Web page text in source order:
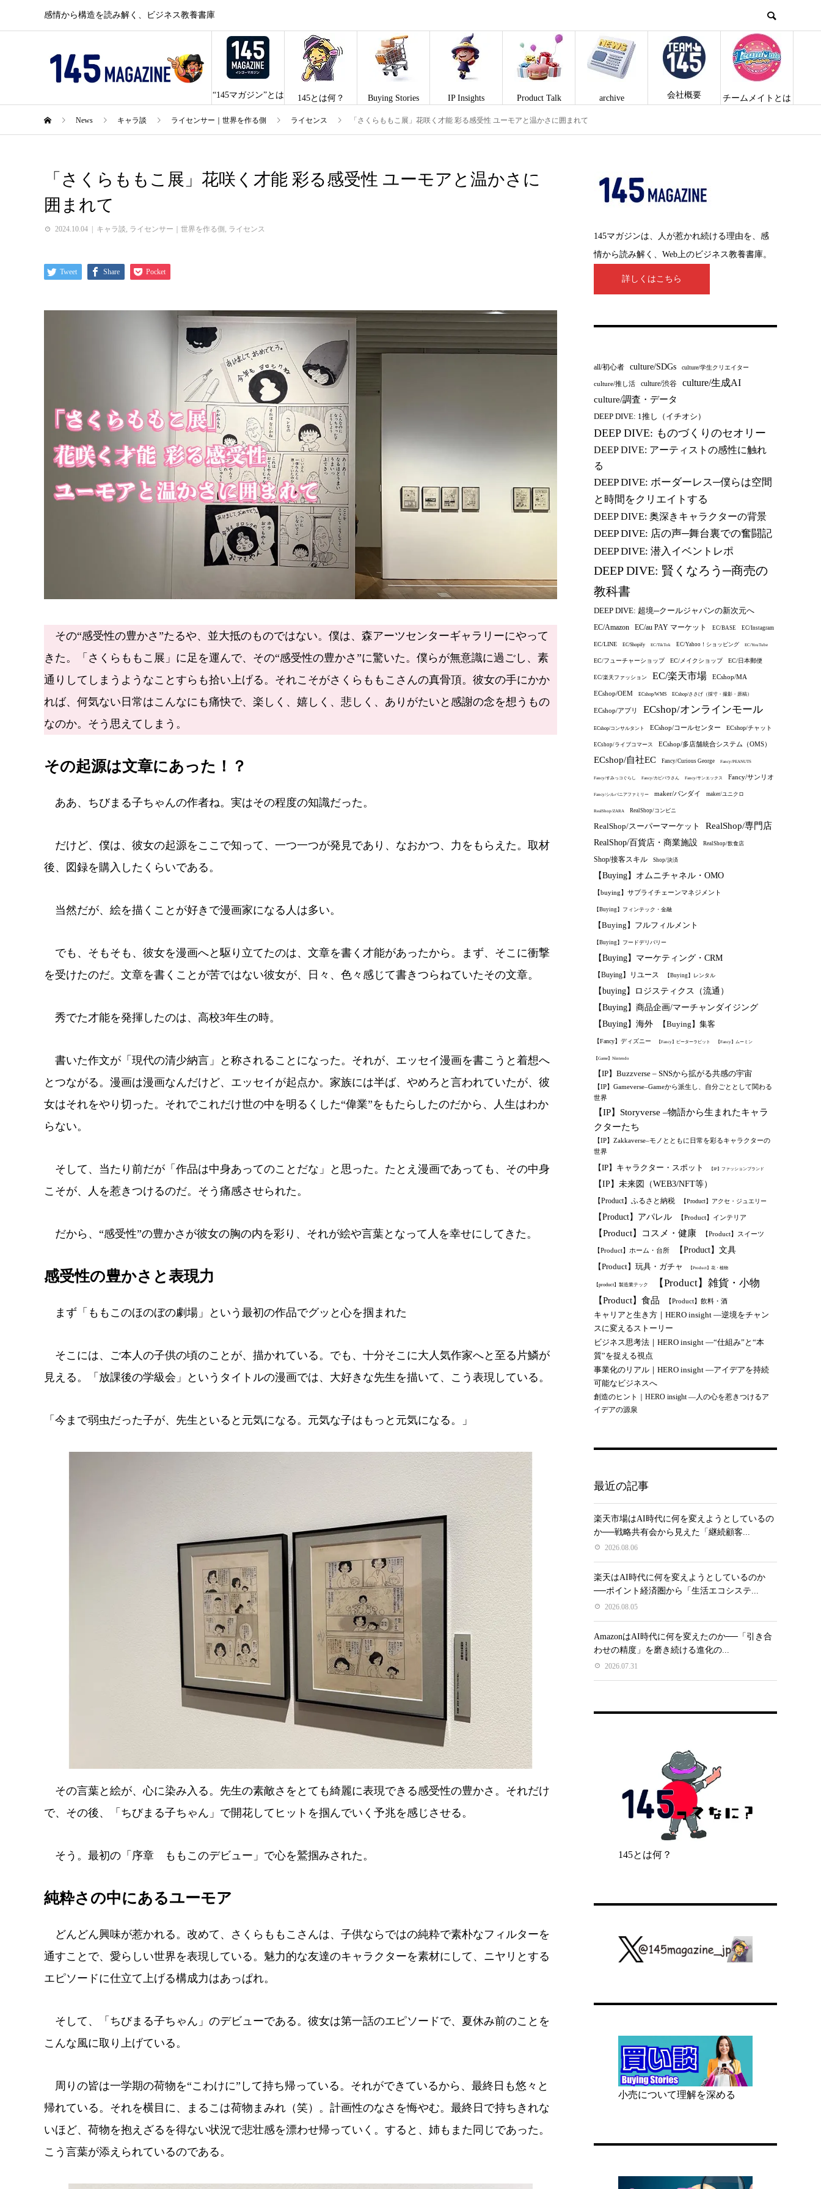
感情から構造を読み解く、ビジネス教養書庫
“145マガジン”とは 145とは何？ Buying Stories IP Insights Product Talk archive 会社概要 チームメイトとは
News キャラ談 ライセンサー｜世界を作る側 ライセンス 「さくらももこ展」花咲く才能 彩る感受性 ユーモアと温かさに囲まれて
「さくらももこ展」花咲く才能 彩る感受性 ユーモアと温かさに
囲まれて
2024.10.04 キャラ談, ライセンサー｜世界を作る側 , ライセンス
Tweet Share Pocket
その“感受性の豊かさ”たるや、並大抵のものではない。僕は、森アーツセンターギャラリーにやって
きた。「さくらももこ展」に足を運んで、その“感受性の豊かさ”に驚いた。僕らが無意識に過ごし、素
通りしてしまうようなことすらも拾い上げる。それこそがさくらももこさんの真骨頂。彼女の手にかか
れば、何気ない日常はこんなにも痛快で、楽しく、嬉しく、悲しく、ありがたいと感謝の念を想うもの
なのか。そう思えてしまう。
その起源は文章にあった！？
ああ、ちびまる子ちゃんの作者ね。実はその程度の知識だった。
だけど、僕は、彼女の起源をここで知って、一つ一つが発見であり、なおかつ、力をもらえた。取材
後、図録を購入したくらいである。
当然だが、絵を描くことが好きで漫画家になる人は多い。
でも、そもそも、彼女を漫画へと駆り立てたのは、文章を書く才能があったから。まず、そこに衝撃
を受けたのだ。文章を書くことが苦ではない彼女が、日々、色々感じて書きつらねていたその文章。
秀でた才能を発揮したのは、高校3年生の時。
書いた作文が「現代の清少納言」と称されることになった。それが、エッセイ漫画を書こうと着想へ
とつながる。漫画は漫画なんだけど、エッセイが起点か。家族には半ば、やめろと言われていたが、彼
女はそれをやり切った。それでこれだけ世の中を明るくした“偉業”をもたらしたのだから、人生はわか
らない。
そして、当たり前だが「作品は中身あってのことだな」と思った。たとえ漫画であっても、その中身
こそが、人を惹きつけるのだ。そう痛感させられた。
だから、“感受性”の豊かさが彼女の胸の内を彩り、それが絵や言葉となって人を幸せにしてきた。
感受性の豊かさと表現力
まず「ももこのほのぼの劇場」という最初の作品でグッと心を掴まれた
そこには、ご本人の子供の頃のことが、描かれている。でも、十分そこに大人気作家へと至る片鱗が
見える。「放課後の学級会」というタイトルの漫画では、大好きな先生を描いて、こう表現している。
「今まで弱虫だった子が、先生といると元気になる。元気な子はもっと元気になる。」
その言葉と絵が、心に染み入る。先生の素敵さをとても綺麗に表現できる感受性の豊かさ。それだけ
で、その後、「ちびまる子ちゃん」で開花してヒットを掴んでいく予兆を感じさせる。
そう。最初の「序章 ももこのデビュー」で心を鷲掴みされた。
純粋さの中にあるユーモア
どんどん興味が惹かれる。改めて、さくらももこさんは、子供ならではの純粋で素朴なフィルターを
通すことで、愛らしい世界を表現している。魅力的な友達のキャラクターを素材にして、ニヤリとする
エピソードに仕立て上げる構成力はあっぱれ。
そして、「ちびまる子ちゃん」のデビューである。彼女は第一話のエピソードで、夏休み前のことを
こんな風に取り上げている。
周りの皆は一学期の荷物を“こわけに”して持ち帰っている。それができているから、最終日も悠々と
帰れている。それを横目に、まるこは荷物まみれ（笑）。計画性のなさを悔やむ。最終日で持ちきれな
いほど、荷物を抱えざるを得ない状況で悲壮感を漂わせ帰っていく。すると、姉もまた同じであった。
こう言葉が添えられているのである。
145マガジンは、人が惹かれ続ける理由を、感
情から読み解く、Web上のビジネス教養書庫。
詳しくはこちら
all/初心者 culture/SDGs culture/学生クリエイター
culture/推し活 culture/渋谷 culture/生成AI
culture/調査・データ
DEEP DIVE: 1推し（イチオシ）
DEEP DIVE: ものづくりのセオリー
DEEP DIVE: アーティストの感性に触れ
る
DEEP DIVE: ボーダーレス─僕らは空間
と時間をクリエイトする
DEEP DIVE: 奥深きキャラクターの背景
DEEP DIVE: 店の声─舞台裏での奮闘記
DEEP DIVE: 潜入イベントレポ
DEEP DIVE: 賢くなろう─商売の
教科書
DEEP DIVE: 超境─クールジャパンの新次元へ
EC/Amazon EC/au PAY マーケット EC/BASE EC/Instagram
EC/LINE EC/Shopify EC/TikTok EC/Yahoo！ショッピング EC/YouTube
EC/フューチャーショップ EC/メイクショップ EC/日本郵便
EC/楽天ファッション EC/楽天市場 ECshop/MA
ECshop/OEM ECshop/WMS ECshop/ささげ（採寸・撮影・原稿）
ECshop/アプリ ECshop/オンラインモール
ECshop/コンサルタント ECshop/コールセンター ECshop/チャット
ECshop/ライブコマース ECshop/多店舗統合システム（OMS）
ECshop/自社EC Fancy/Curious George Fancy/PEANUTS
Fancy/すみっコぐらし Fancy/カピバラさん Fancy/サンエックス Fancy/サンリオ
Fancy/シルバニアファミリー maker/バンダイ maker/ユニクロ
RealShop/ZARA RealShop/コンビニ
RealShop/スーパーマーケット RealShop/専門店
RealShop/百貨店・商業施設 RealShop/飲食店
Shop/接客スキル Shop/決済
【Buying】オムニチャネル・OMO
【buying】サプライチェーンマネジメント
【Buying】フィンテック・金融
【Buying】フルフィルメント
【Buying】フードデリバリー
【Buying】マーケティング・CRM
【Buying】リユース 【Buying】レンタル
【buying】ロジスティクス（流通）
【Buying】商品企画/マーチャンダイジング
【Buying】海外
【Buying】集客
【Fancy】ディズニー 【Fancy】ピーターラビット 【Fancy】ムーミン
【Game】Nintendo
【IP】Buzzverse – SNSから拡がる共感の宇宙
【IP】Gameverse–Gameから派生し、自分ごととして関わる
世界
【IP】Storyverse –物語から生まれたキャラ
クターたち
【IP】Zakkaverse–モノとともに日常を彩るキャラクターの
世界
【IP】キャラクター・スポット 【IP】ファッションブランド
【IP】未来図（WEB3/NFT等）
【Product】ふるさと納税 【Product】アクセ・ジュエリー
【Product】アパレル 【Product】インテリア
【Product】コスメ・健康 【Product】スイーツ
【Product】ホーム・台所 【Product】文具
【Product】玩具・ガチャ 【Product】花・植物
【product】製造業テック 【Product】雑貨・小物
【Product】食品 【Product】飲料・酒
キャリアと生き方｜HERO insight —逆境をチャン
スに変えるストーリー
ビジネス思考法｜HERO insight —“仕組み”と“本
質”を捉える視点
事業化のリアル｜HERO insight —アイデアを持続
可能なビジネスへ
創造のヒント｜HERO insight —人の心を惹きつけるア
イデアの源泉
最近の記事
楽天市場はAI時代に何を変えようとしているの
か──戦略共有会から見えた「継続顧客...
2026.08.06
楽天はAI時代に何を変えようとしているのか
──ポイント経済圏から「生活エコシステ...
2026.08.05
AmazonはAI時代に何を変えたのか──「引き合
わせの精度」を磨き続ける進化の...
2026.07.31
145とは何？
小売について理解を深める